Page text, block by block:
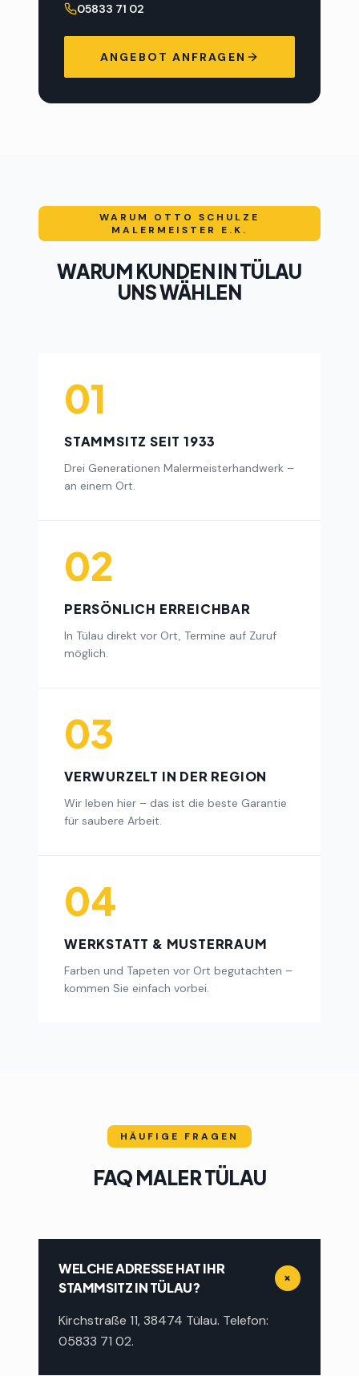
05833 71 02
ANGEBOT ANFRAGEN
WARUM OTTO SCHULZE
MALERMEISTER E.K.
WARUM KUNDEN INTÜLAU
UNS WÄHLEN
01
STAMMSITZ SEIT 1933
Drei Generationen Malermeisterhandwerk –
an einem Ort.
02
PERSÖNLICH ERREICHBAR
In Tülau direkt vor Ort, Termine auf Zuruf
möglich.
03
VERWURZELT IN DER REGION
Wir leben hier – das ist die beste Garantie
für saubere Arbeit.
04
WERKSTATT & MUSTERRAUM
Farben und Tapeten vor Ort begutachten –
kommen Sie einfach vorbei.
HÄUFIGE FRAGEN
FAQ MALERTÜLAU
WELCHE ADRESSE HAT IHR
STAMMSITZ IN TÜLAU?
+
Kirchstraße 11, 38474 Tülau. Telefon:
05833 71 02.